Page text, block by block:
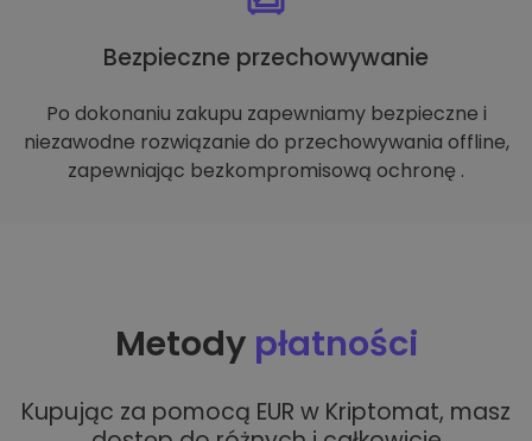
Bezpieczne przechowywanie
Po dokonaniu zakupu zapewniamy bezpieczne i
niezawodne rozwiązanie do przechowywania offline,
zapewniając bezkompromisową ochronę .
Metody płatności
Kupując za pomocą EUR w Kriptomat, masz